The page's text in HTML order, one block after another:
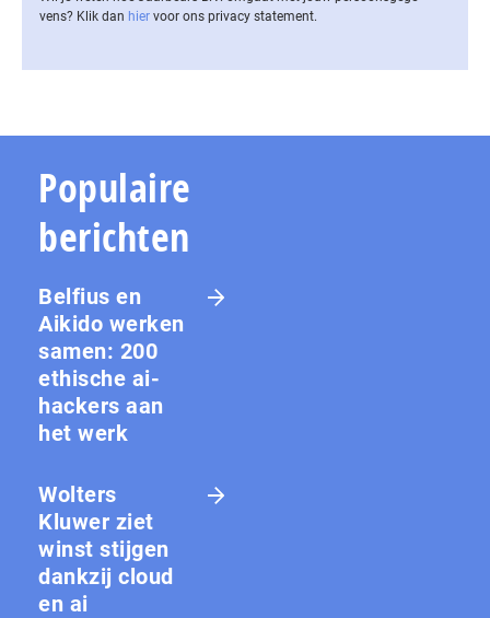
vens? Klik dan hier voor ons privacy statement.
Populaire
berichten
Belfius en
Aikido werken
samen: 200
ethische ai-
hackers aan
het werk
Wolters
Kluwer ziet
winst stijgen
dankzij cloud
en ai